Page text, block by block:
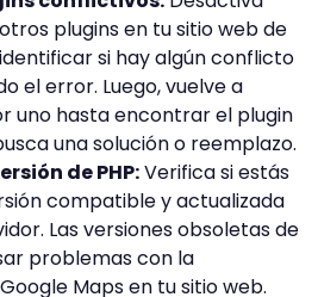
plugins en tu sitio web de
si hay algún conflicto
el error. Luego, vuelve a
uno hasta encontrar el plugin
una solución o reemplazo.
de PHP:Verifica si estás
compatible y actualizada
Las versiones obsoletas de
problemas con la
Maps en tu sitio web.